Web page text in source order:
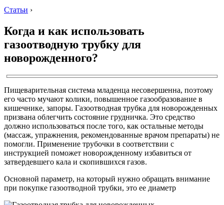
Статьи ›
Когда и как использовать
газоотводную трубку для
новорожденного?
Пищеварительная система младенца несовершенна, поэтому
его часто мучают колики, повышенное газообразование в
кишечнике, запоры. Газоотводная трубка для новорожденных
призвана облегчить состояние грудничка. Это средство
должно использоваться после того, как остальные методы
(массаж, упражнения, рекомендованные врачом препараты) не
помогли. Применение трубочки в соответствии с
инструкцией поможет новорожденному избавиться от
затвердевшего кала и скопившихся газов.
Основной параметр, на который нужно обращать внимание
при покупке газоотводной трубки, это ее диаметр